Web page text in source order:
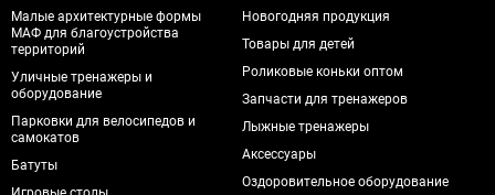
Малые архитектурные формы
МАФ для благоустройства
территорий
Уличные тренажеры и
оборудование
Парковки для велосипедов и
самокатов
Батуты
Новогодняя продукция
Товары для детей
Роликовые коньки оптом
Запчасти для тренажеров
Лыжные тренажеры
Аксессуары
Оздоровительное оборудование